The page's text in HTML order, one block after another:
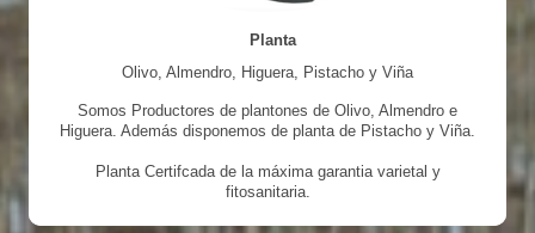
Planta
Olivo, Almendro, Higuera, Pistacho y Viña
Somos Productores de plantones de Olivo, Almendro e
Higuera. Además disponemos de planta de Pistacho y Viña.
Planta Certifcada de la máxima garantia varietal y
fitosanitaria.